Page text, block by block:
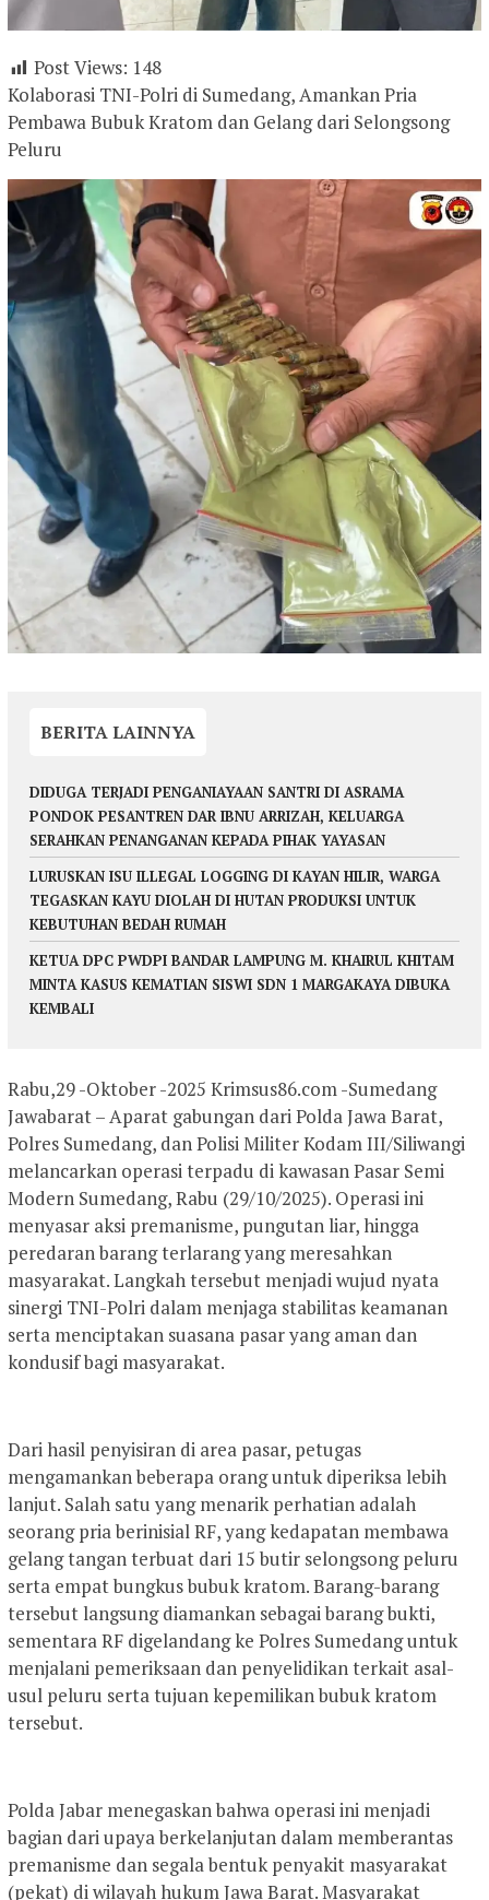
Post Views: 148
Kolaborasi TNI-Polri di Sumedang, Amankan Pria
Pembawa Bubuk Kratom dan Gelang dari Selongsong
Peluru
BERITA LAINNYA
DIDUGA TERJADI PENGANIAYAAN SANTRI DI ASRAMA
PONDOK PESANTREN DAR IBNU ARRIZAH, KELUARGA
SERAHKAN PENANGANAN KEPADA PIHAK YAYASAN
LURUSKAN ISU ILLEGAL LOGGING DI KAYAN HILIR, WARGA
TEGASKAN KAYU DIOLAH DI HUTAN PRODUKSI UNTUK
KEBUTUHAN BEDAH RUMAH
KETUA DPC PWDPI BANDAR LAMPUNG M. KHAIRUL KHITAM
MINTA KASUS KEMATIAN SISWI SDN 1 MARGAKAYA DIBUKA
KEMBALI
Rabu,29 -Oktober -2025 Krimsus86.com -Sumedang
Jawabarat – Aparat gabungan dari Polda Jawa Barat,
Polres Sumedang, dan Polisi Militer Kodam III/Siliwangi
melancarkan operasi terpadu di kawasan Pasar Semi
Modern Sumedang, Rabu (29/10/2025). Operasi ini
menyasar aksi premanisme, pungutan liar, hingga
peredaran barang terlarang yang meresahkan
masyarakat. Langkah tersebut menjadi wujud nyata
sinergi TNI-Polri dalam menjaga stabilitas keamanan
serta menciptakan suasana pasar yang aman dan
kondusif bagi masyarakat.
Dari hasil penyisiran di area pasar, petugas
mengamankan beberapa orang untuk diperiksa lebih
lanjut. Salah satu yang menarik perhatian adalah
seorang pria berinisial RF, yang kedapatan membawa
gelang tangan terbuat dari 15 butir selongsong peluru
serta empat bungkus bubuk kratom. Barang-barang
tersebut langsung diamankan sebagai barang bukti,
sementara RF digelandang ke Polres Sumedang untuk
menjalani pemeriksaan dan penyelidikan terkait asal-
usul peluru serta tujuan kepemilikan bubuk kratom
tersebut.
Polda Jabar menegaskan bahwa operasi ini menjadi
bagian dari upaya berkelanjutan dalam memberantas
premanisme dan segala bentuk penyakit masyarakat
(pekat) di wilayah hukum Jawa Barat. Masyarakat